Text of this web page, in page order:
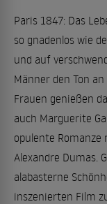
Paris 1847: Das
so gnadenlos wie
und auf
Männer den Ton
Frauen genießen
auch Marguerite
opulente Romanze
Alexandre Dumas.
alabasterne
inszenierten Film